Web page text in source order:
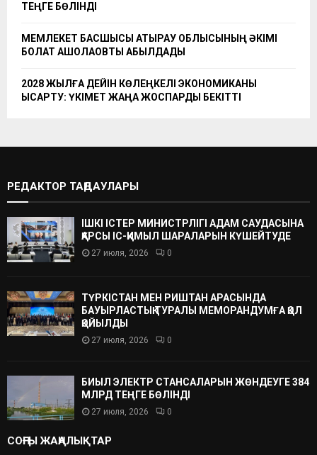
ТЕҢГЕ БӨЛІНДІ
МЕМЛЕКЕТ БАСШЫСЫ АТЫРАУ ОБЛЫСЫНЫҢ ӘКІМІ
БОЛАТ АҚШОЛАҚОВТЫ ҚАБЫЛДАДЫ
2028 ЖЫЛҒА ДЕЙІН КӨЛЕҢКЕЛІ ЭКОНОМИКАНЫ
ҚЫСҚАРТУ: ҮКІМЕТ ЖАҢА ЖОСПАРДЫ БЕКІТТІ
РЕДАКТОР ТАҢДАУЛАРЫ
ІШКІ ІСТЕР МИНИСТРЛІГІ АДАМ САУДАСЫНА
ҚАРСЫ ІС-ҚИМЫЛ ШАРАЛАРЫН КҮШЕЙТУДЕ
27 июля, 2026 0
ТҮРКІСТАН МЕН РИШТАН АРАСЫНДА
БАУЫРЛАСТЫҚ ТУРАЛЫ МЕМОРАНДУМҒА ҚОЛ
ҚОЙЫЛДЫ
27 июля, 2026 0
БИЫЛ ЭЛЕКТР СТАНСАЛАРЫН ЖӨНДЕУГЕ 384
МЛРД ТЕҢГЕ БӨЛІНДІ
27 июля, 2026 0
СОҢҒЫ ЖАҢАЛЫҚТАР